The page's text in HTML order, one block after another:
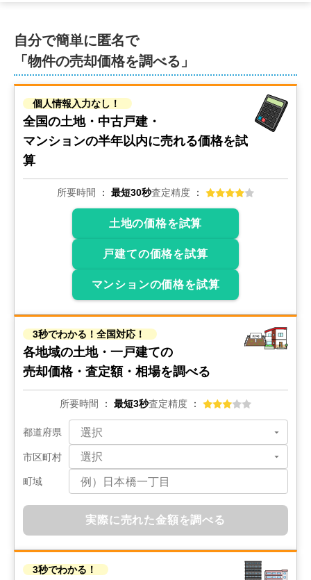
自分で簡単に匿名で
「物件の売却価格を調べる」
個人情報入力なし！
全国の土地・中古戸建・
マンションの半年以内に売れる価格を試
算
所要時間 最短30秒査定精度
土地の価格を試算
戸建ての価格を試算
マンションの価格を試算
3秒でわかる！全国対応！
各地域の土地・一戸建ての
売却価格・査定額・相場を調べる
所要時間 最短3秒査定精度
都道府県
市区町村
町域
実際に売れた金額を調べる
3秒でわかる！